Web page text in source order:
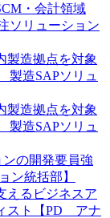
・会計領域
ソリューション
製造拠点を対象
造SAPソリュ
製造拠点を対象
造SAPソリュ
ンの開発要員強
ン統括部】
えるビジネスア
スト【PD アナ